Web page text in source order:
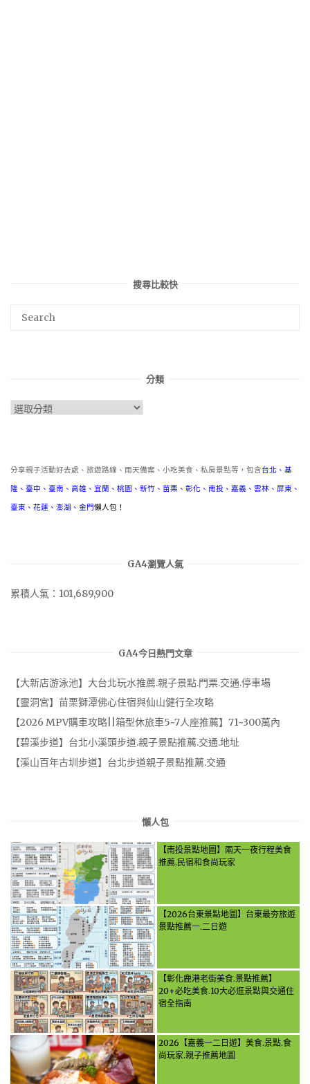
搜尋比較快
分類
分
分享親子活動好去處、旅遊路線、雨天備案、小吃美食、私房景點等，包含台北 、 基
隆 、 臺中 、 臺南 、 高雄 、 宜蘭 、 桃園 、 新竹 、 苗栗 、 彰化 、 南投 、 嘉義 、 雲林 、 屏東 、
臺東 、 花蓮 、 澎湖 、 金門懶人包！
GA4瀏覽人氣
累積人氣：101,689,900
GA4今日熱門文章
【大新店游泳池】大台北玩水推薦.親子景點.門票.交通.停車場
【靈洞宮】苗栗獅潭佛心住宿與仙山健行全攻略
【2026 MPV購車攻略||箱型休旅車5~7人座推薦】71~300萬內
【碧溪步道】台北小溪頭步道.親子景點推薦.交通.地址
【溪山百年古圳步道】台北步道親子景點推薦.交通
懶人包
【南投景點地圖】兩天一夜行程美食
推薦.民宿和食尚玩家
【2026台東景點地圖】台東最夯旅遊
景點推薦一.二日遊
【彰化鹿港老街美食.景點推薦】
20+必吃美食.10大必逛景點與交通住
宿全指南
2026【嘉義一二日遊】美食.景點.食
尚玩家.親子推薦地圖